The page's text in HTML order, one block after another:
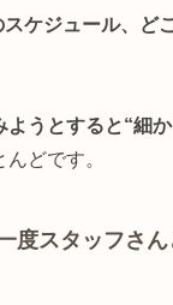
ケジュール、ど
ようとすると“細
どです。
度スタッフさ